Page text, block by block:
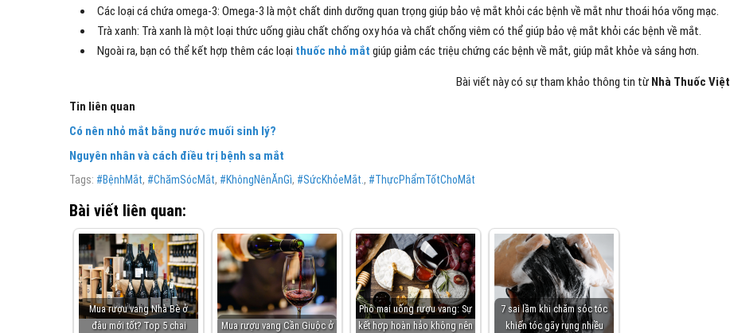
Các loại cá chứa omega-3: Omega-3 là một chất dinh dưỡng quan trọng giúp bảo vệ mắt khỏi các bệnh về mắt như thoái hóa võng mạc.
Trà xanh: Trà xanh là một loại thức uống giàu chất chống oxy hóa và chất chống viêm có thể giúp bảo vệ mắt khỏi các bệnh về mắt.
Ngoài ra, bạn có thể kết hợp thêm các loại thuốc nhỏ mắt giúp giảm các triệu chứng các bệnh về mắt, giúp mắt khỏe và sáng hơn.
Bài viết này có sự tham khảo thông tin từ Nhà Thuốc Việt
Tin liên quan
Có nên nhỏ mắt bằng nước muối sinh lý?
Nguyên nhân và cách điều trị bệnh sa mắt
Tags: #BệnhMắt, #ChămSócMắt, #KhôngNênĂnGì, #SứcKhỏeMắt., #ThựcPhẩmTốtChoMắt
Bài viết liên quan:
Mua rượu vang Nhà Bè ở
đâu mới tốt? Top 5 chai
Mua rượu vang Cần Giuộc ở
Phô mai uống rượu vang: Sự
kết hợp hoàn hảo không nên
7 sai lầm khi chăm sóc tóc
khiến tóc gãy rụng nhiều